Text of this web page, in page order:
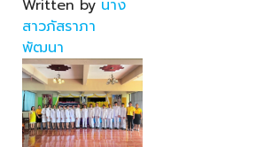
Written by นาง
สาวภัสราภา
พัฒนา